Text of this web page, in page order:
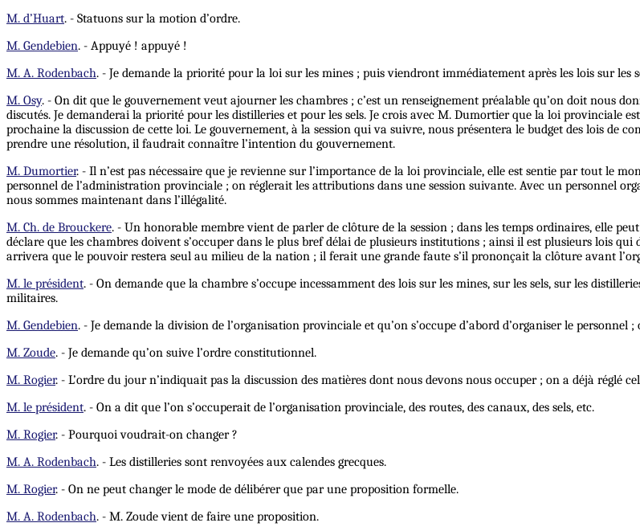
M. d’Huart. - Statuons sur la motion d’ordre.
M. Gendebien. - Appuyé ! appuyé !
M. A. Rodenbach. - Je demande la priorité pour la loi sur les mines ; puis viendront immédiatement après les lois sur les
M. Osy. - On dit que le gouvernement veut ajourner les chambres ; c’est un renseignement préalable qu’on doit nous
discutés. Je demanderai la priorité pour les distilleries et pour les sels. Je crois avec M. Dumortier que la loi provinciale
prochaine la discussion de cette loi. Le gouvernement, à la session qui va suivre, nous présentera le budget des lois de
prendre une résolution, il faudrait connaître l’intention du gouvernement.
M. Dumortier. - Il n’est pas nécessaire que je revienne sur l’importance de la loi provinciale, elle est sentie par tout le
personnel de l’administration provinciale ; on réglerait les attributions dans une session suivante. Avec un personnel
nous sommes maintenant dans l’illégalité.
M. Ch. de Brouckere. - Un honorable membre vient de parler de clôture de la session ; dans les temps ordinaires, elle
déclare que les chambres doivent s’occuper dans le plus bref délai de plusieurs institutions ; ainsi il est plusieurs lois
arrivera que le pouvoir restera seul au milieu de la nation ; il ferait une grande faute s’il prononçait la clôture avant
M. le président. - On demande que la chambre s’occupe incessamment des lois sur les mines, sur les sels, sur les
militaires.
M. Gendebien. - Je demande la division de l’organisation provinciale et qu’on s’occupe d’abord d’organiser le personnel
M. Zoude. - Je demande qu’on suive l’ordre constitutionnel.
M. Rogier. - L’ordre du jour n’indiquait pas la discussion des matières dont nous devons nous occuper ; on a déjà réglé
M. le président. - On a dit que l’on s’occuperait de l’organisation provinciale, des routes, des canaux, des sels, etc.
M. Rogier. - Pourquoi voudrait-on changer ?
M. A. Rodenbach. - Les distilleries sont renvoyées aux calendes grecques.
M. Rogier. - On ne peut changer le mode de délibérer que par une proposition formelle.
M. A. Rodenbach. - M. Zoude vient de faire une proposition.